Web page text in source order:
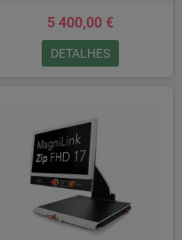
5 400,00 €
DETALHES